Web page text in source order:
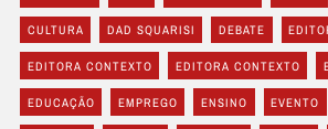
CULTURA DAD SQUARISI DEBATE
EDITORA CONTEXTO EDITORA CONTEXTO
EDUCAÇÃO EMPREGO ENSINO EVENTO